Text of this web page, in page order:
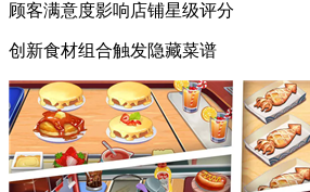
顾客满意度影响店铺星级评分
创新食材组合触发隐藏菜谱